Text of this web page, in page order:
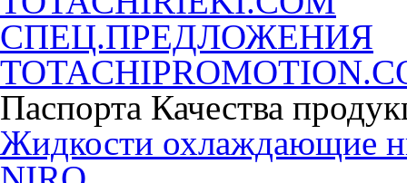
СПЕЦ.ПРЕДЛОЖЕНИЯ
Паспорта Качества
Жидкости охлаждающие